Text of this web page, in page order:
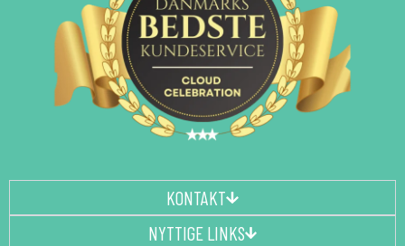
KONTAKT
NYTTIGE LINKS